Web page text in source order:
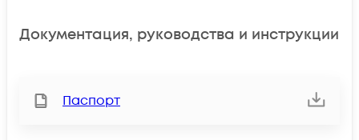
Документация, руководства и инструкции
Паспорт